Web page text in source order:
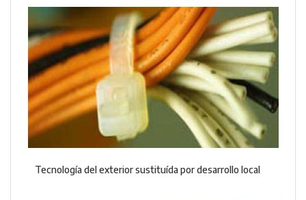
Tecnología del exterior sustituída por desarrollo local